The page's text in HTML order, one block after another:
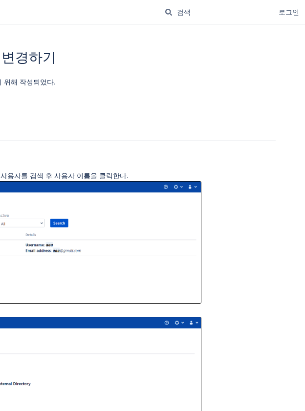
로그인
경하기
위해 작성되었다.
용자를 검색 후 사용자 이름을 클릭한다.